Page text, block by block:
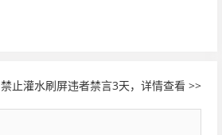
禁止灌水刷屏违者禁言3天，详情查看 >>